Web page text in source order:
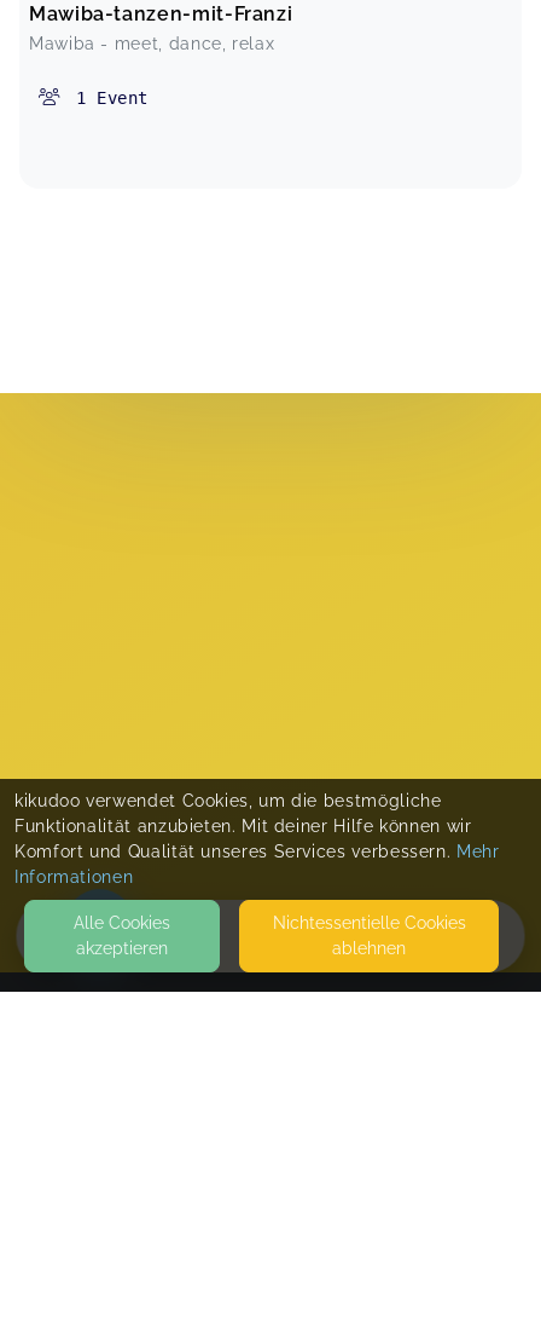
HOME
Mawiba-tanzen-mit-Franzi
Mawiba - meet, dance, relax
1 Event
kikudoo verwendet Cookies, um die bestmögliche
Funktionalität anzubieten. Mit deiner Hilfe können wir
Komfort und Qualität unseres Services verbessern. Mehr
Informationen
Alle Cookies
akzeptieren
Nicht­essentielle Cookies
ablehnen